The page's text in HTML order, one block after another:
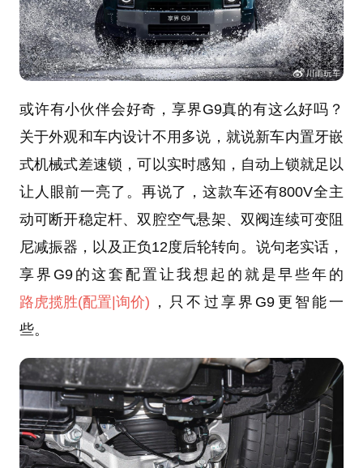
或许有小伙伴会好奇，享界G9真的有这么好吗？
关于外观和车内设计不用多说，就说新车内置牙嵌
式机械式差速锁，可以实时感知，自动上锁就足以
让人眼前一亮了。再说了，这款车还有800V全主
动可断开稳定杆、双腔空气悬架、双阀连续可变阻
尼减振器，以及正负12度后轮转向。说句老实话，
享界G9的这套配置让我想起的就是早些年的
路虎揽胜(配置 |询价) ，只不过享界G9更智能一
些。